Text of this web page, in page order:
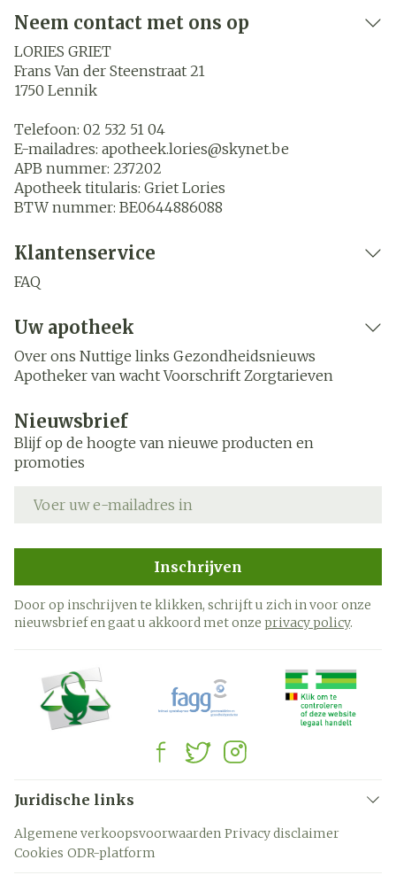
Neem contact met ons op
LORIES GRIET
Frans Van der Steenstraat 21
1750 Lennik
Telefoon: 02 532 51 04
E-mailadres: apotheek.lories@skynet.be
APB nummer: 237202
Apotheek titularis: Griet Lories
BTW nummer: BE0644886088
Klantenservice
FAQ
Uw apotheek
Over ons Nuttige links Gezondheidsnieuws
Apotheker van wacht Voorschrift Zorgtarieven
Nieuwsbrief
Blijf op de hoogte van nieuwe producten en
promoties
Inschrijven
Door op inschrijven te klikken, schrijft u zich in voor onze
nieuwsbrief en gaat u akkoord met onze privacy policy.
Juridische links
Algemene verkoopsvoorwaarden Privacy disclaimer
Cookies ODR-platform